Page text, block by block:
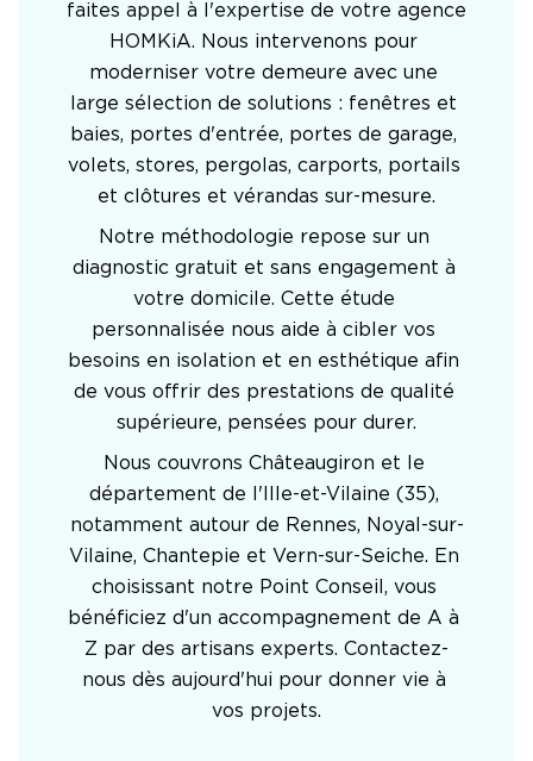
faites appel à l'expertise de votre agence
HOMKiA. Nous intervenons pour
moderniser votre demeure avec une
large sélection de solutions : fenêtres et
baies, portes d'entrée, portes de garage,
volets, stores, pergolas, carports, portails
et clôtures et vérandas sur-mesure.
Notre méthodologie repose sur un
diagnostic gratuit et sans engagement à
votre domicile. Cette étude
personnalisée nous aide à cibler vos
besoins en isolation et en esthétique afin
de vous offrir des prestations de qualité
supérieure, pensées pour durer.
Nous couvrons Châteaugiron et le
département de l'Ille-et-Vilaine (35),
notamment autour de Rennes, Noyal-sur-
Vilaine, Chantepie et Vern-sur-Seiche. En
choisissant notre Point Conseil, vous
bénéficiez d'un accompagnement de A à
Z par des artisans experts. Contactez-
nous dès aujourd'hui pour donner vie à
vos projets.